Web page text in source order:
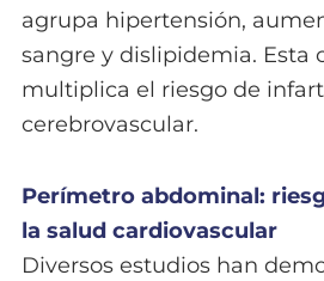
agrupa hipertensión,
sangre y dislipidemia. Esta
multiplica el riesgo de
cerebrovascular.
Perímetro abdominal:
la salud cardiovascular
Diversos estudios han